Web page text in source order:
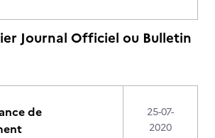
Journal Officiel ou Bulletin
de
25-07-
2020